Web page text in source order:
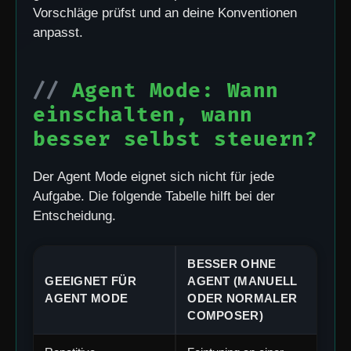
Vorschläge prüfst und an deine Konventionen
anpasst.
Agent Mode: Wann
einschalten, wann
besser selbst steuern?
Der Agent Mode eignet sich nicht für jede
Aufgabe. Die folgende Tabelle hilft bei der
Entscheidung.
GEEIGNET FÜR
AGENT MODE
BESSER OHNE
AGENT (MANUELL
ODER NORMALER
COMPOSER)